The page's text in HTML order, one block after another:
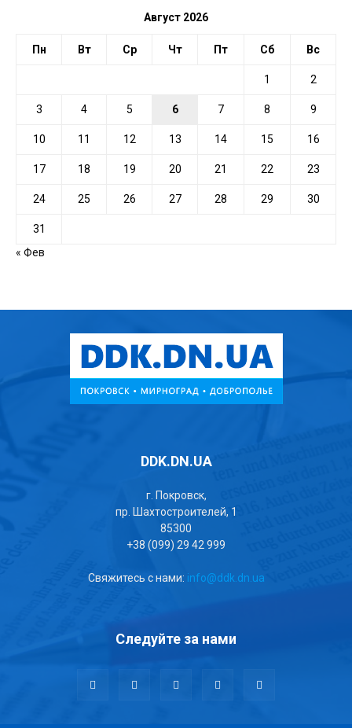
Август 2026
Пн Вт Ср Чт Пт Сб Вс
1 2
3 4 5 6 7 8 9
10 11 12 13 14 15 16
17 18 19 20 21 22 23
24 25 26 27 28 29 30
31
« Фев
DDK.DN.UA
г. Покровск,
пр. Шахтостроителей, 1
85300
+38 (099) 29 42 999
Свяжитесь с нами: info@ddk.dn.ua
Следуйте за нами